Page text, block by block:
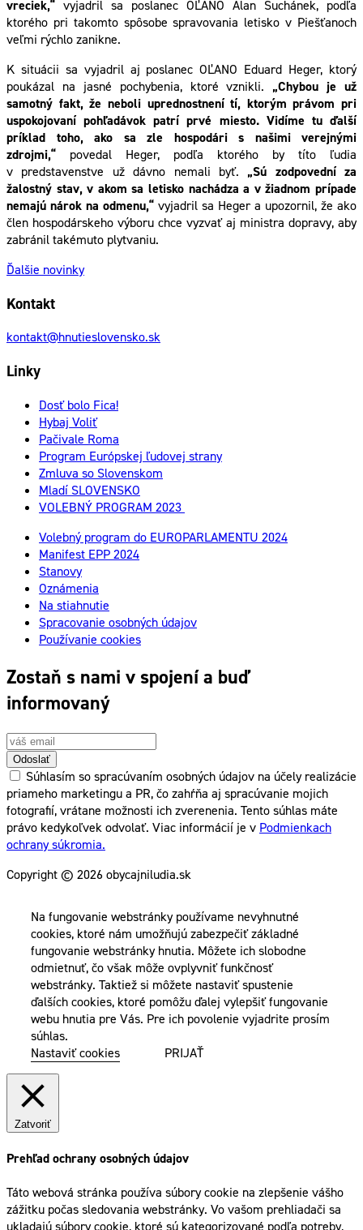
vreciek,“ vyjadril sa poslanec OĽANO Alan Suchánek, podľa
ktorého pri takomto spôsobe spravovania letisko v Piešťanoch
veľmi rýchlo zanikne.
K situácii sa vyjadril aj poslanec OĽANO Eduard Heger, ktorý
poukázal na jasné pochybenia, ktoré vznikli. „Chybou je už
samotný fakt, že neboli uprednostnení tí, ktorým právom pri
uspokojovaní pohľadávok patrí prvé miesto. Vidíme tu ďalší
príklad toho, ako sa zle hospodári s našimi verejnými
zdrojmi,“ povedal Heger, podľa ktorého by títo ľudia
v predstavenstve už dávno nemali byť. „Sú zodpovední za
žalostný stav, v akom sa letisko nachádza a v žiadnom prípade
nemajú nárok na odmenu,“ vyjadril sa Heger a upozornil, že ako
člen hospodárskeho výboru chce vyzvať aj ministra dopravy, aby
zabránil takémuto plytvaniu.
Ďalšie novinky
Kontakt
kontakt@hnutieslovensko.sk
Linky
Dosť bolo Fica!
Hybaj Voliť
Pačivale Roma
Program Európskej ľudovej strany
Zmluva so Slovenskom
Mladí SLOVENSKO
VOLEBNÝ PROGRAM 2023
Volebný program do EUROPARLAMENTU 2024
Manifest EPP 2024
Stanovy
Oznámenia
Na stiahnutie
Spracovanie osobných údajov
Používanie cookies
Zostaň s nami v spojení a buď
informovaný
Odoslať
Súhlasím so spracúvaním osobných údajov na účely realizácie
priameho marketingu a PR, čo zahŕňa aj spracúvanie mojich
fotografií, vrátane možnosti ich zverenenia. Tento súhlas máte
právo kedykoľvek odvolať. Viac informácií je v Podmienkach
ochrany súkromia.
Copyright © 2026 obycajniludia.sk
Na fungovanie webstránky používame nevyhnutné
cookies, ktoré nám umožňujú zabezpečiť základné
fungovanie webstránky hnutia. Môžete ich slobodne
odmietnuť, čo však môže ovplyvniť funkčnosť
webstránky. Taktiež si môžete nastaviť spustenie
ďalších cookies, ktoré pomôžu ďalej vylepšiť fungovanie
webu hnutia pre Vás. Pre ich povolenie vyjadrite prosím
súhlas.
Nastaviť cookies
PRIJAŤ
Zatvoriť
Prehľad ochrany osobných údajov
Táto webová stránka používa súbory cookie na zlepšenie vášho
zážitku počas sledovania webstránky. Vo vašom prehliadači sa
ukladajú súbory cookie, ktoré sú kategorizované podľa potreby,